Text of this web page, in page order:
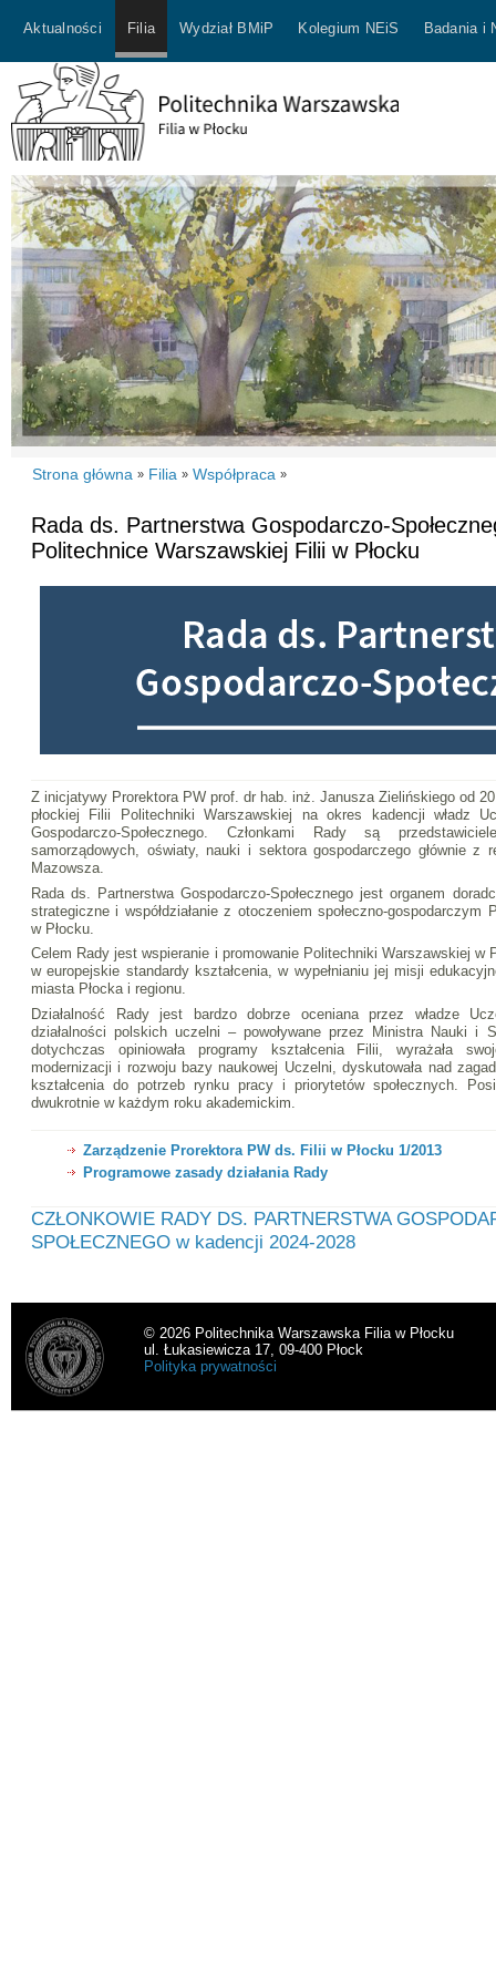
Aktualności Filia Wydział BMiP Kolegium NEiS Badania i
Strona główna » Filia » Współpraca »
Rada ds. Partnerstwa Gospodarczo-
Politechnice Warszawskiej Filii w Płocku
Z inicjatywy Prorektora PW prof. dr hab. inż. Janusza Zielińskiego od
płockiej Filii Politechniki Warszawskiej na okres kadencji władz
Gospodarczo-Społecznego. Członkami Rady są
samorządowych, oświaty, nauki i sektora gospodarczego głównie z
Mazowsza.
Rada ds. Partnerstwa Gospodarczo-Społecznego jest organem
strategiczne i współdziałanie z otoczeniem społeczno-gospodarczym
w Płocku.
Celem Rady jest wspieranie i promowanie Politechniki Warszawskiej w
w europejskie standardy kształcenia, w wypełnianiu jej misji
miasta Płocka i regionu.
Działalność Rady jest bardzo dobrze oceniana przez władze
działalności polskich uczelni – powoływane przez Ministra Nauki i
dotychczas opiniowała programy kształcenia Filii, wyrażała
modernizacji i rozwoju bazy naukowej Uczelni, dyskutowała nad
kształcenia do potrzeb rynku pracy i priorytetów społecznych.
dwukrotnie w każdym roku akademickim.
Zarządzenie Prorektora PW ds. Filii w Płocku 1/2013
Programowe zasady działania Rady
CZŁONKOWIE RADY DS. PARTNERSTWA
SPOŁECZNEGO w kadencji 2024-2028
© 2026 Politechnika Warszawska Filia w Płocku
ul. Łukasiewicza 17, 09-400 Płock
Polityka prywatności